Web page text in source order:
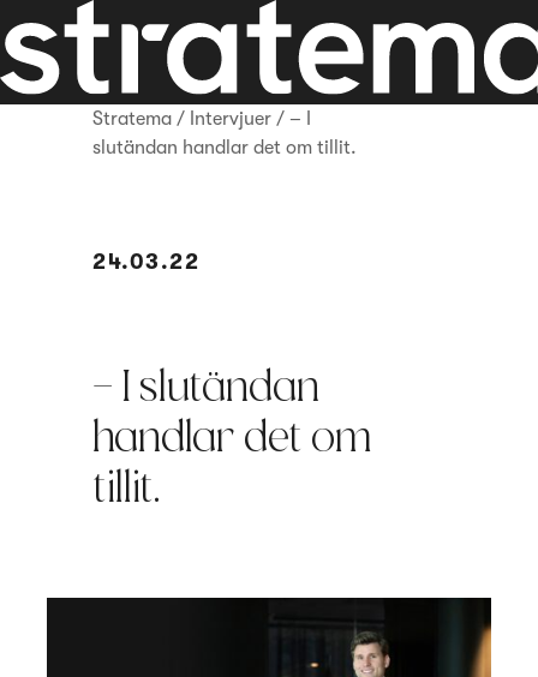
Stratema / Intervjuer /– I
slutändan handlar det om tillit.
24.03.22
– I slutändan
handlar det om
tillit.